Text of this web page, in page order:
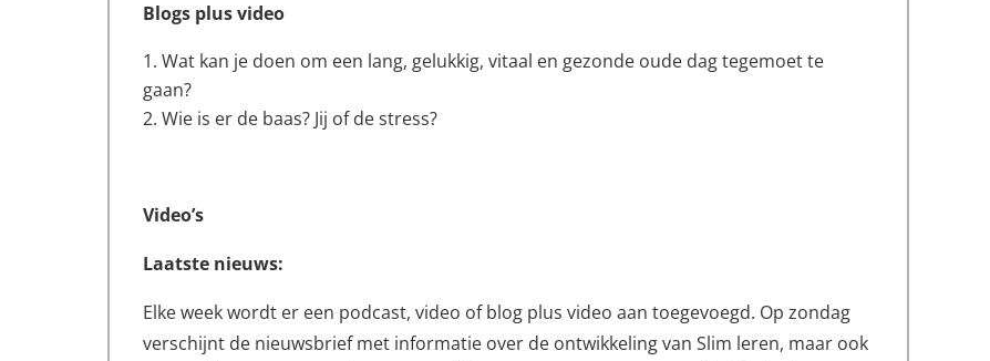
Blogs plus video
Wat kan je doen om een lang, gelukkig, vitaal en gezonde oude dag tegemoet te
gaan?
Wie is er de baas? Jij of de stress?
Video’s
Laatste nieuws:
Elke week wordt er een podcast, video of blog plus video aan toegevoegd. Op zondag
verschijnt de nieuwsbrief met informatie over de ontwikkeling van Slim leren, maar ook